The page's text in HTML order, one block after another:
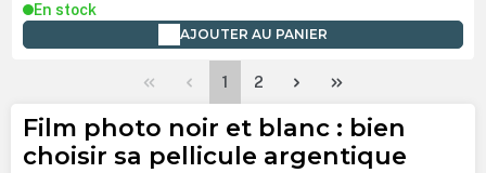
En stock
AJOUTER AU PANIER
Page
1 Page
2
Film photo noir et blanc : bien
choisir sa pellicule argentique